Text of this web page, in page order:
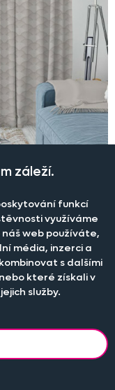
záleží.
funkcí
využíváme
web používáte,
média, inzerci a
s dalšími
které získali v
služby.